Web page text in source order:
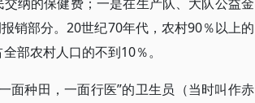
销部分。20世纪70年代，农村90％以上的
部农村人口的不到10％。
面种田，一面行医”的卫生员（当时叫作赤